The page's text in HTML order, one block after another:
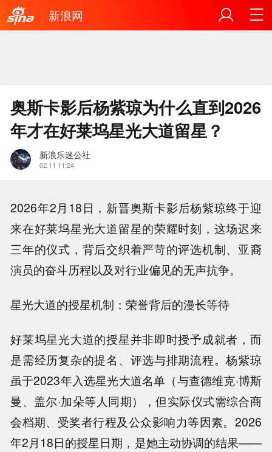
新浪网
奥斯卡影后杨紫琼为什么直到2026
年才在好莱坞星光大道留星？
新浪乐迷公社
02.11 11:24
2026年2月18日，新晋奥斯卡影后杨紫琼终于迎
来在好莱坞星光大道留星的荣耀时刻，这场迟来
三年的仪式，背后交织着严苛的评选机制、亚裔
演员的奋斗历程以及对行业偏见的无声抗争。
星光大道的授星机制：荣誉背后的漫长等待
好莱坞星光大道的授星并非即时授予成就者，而
是需经历复杂的提名、评选与排期流程。杨紫琼
虽于2023年入选星光大道名单（与查德维克·博斯
曼、盖尔·加朵等人同期），但实际仪式需综合商
会档期、受奖者行程及公众影响力等因素。2026
年2月18日的授星日期，是她主动协调的结果——